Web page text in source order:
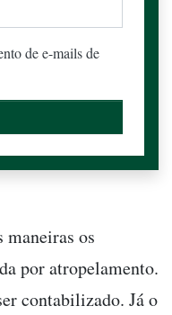
de e-mails de
maneiras os
por atropelamento.
contabilizado. Já o